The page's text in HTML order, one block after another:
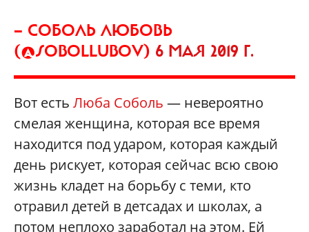
— СОБОЛЬ ЛЮБОВЬ
(@SOBOLLUBOV) 6 МАЯ 2019 Г.
Вот есть Люба Соболь — невероятно
смелая женщина, которая все время
находится под ударом, которая каждый
день рискует, которая сейчас всю свою
жизнь кладет на борьбу с теми, кто
отравил детей в детсадах и школах, а
потом неплохо заработал на этом. Ей